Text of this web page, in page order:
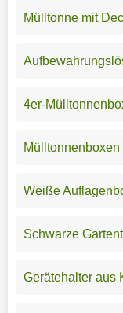
Mülltonne mit
4er-
Weiße
Schwarze
Gerätehalter aus